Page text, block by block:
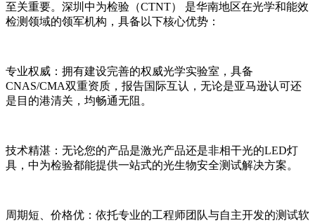
至关重要。深圳中为检验（CTNT） 是华南地区在光学和能效
检测领域的领军机构，具备以下核心优势：
专业权威：拥有建设完善的权威光学实验室，具备
CNAS/CMA双重资质，报告国际互认，无论是亚马逊认可还
是目的港清关，均畅通无阻。
技术精湛：无论您的产品是激光产品还是非相干光的LED灯
具，中为检验都能提供一站式的光生物安全测试解决方案。
周期短、价格优：依托专业的工程师团队与自主开发的测试软